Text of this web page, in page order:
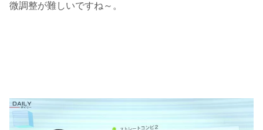
微調整が難しいですね～。